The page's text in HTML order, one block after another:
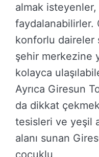
almak
faydalanabilirler.
konforlu daireler
şehir merkezine
kolayca
Ayrıca Giresun
da dikkat
tesisleri ve yeşil
alanı sunan
çocuklu